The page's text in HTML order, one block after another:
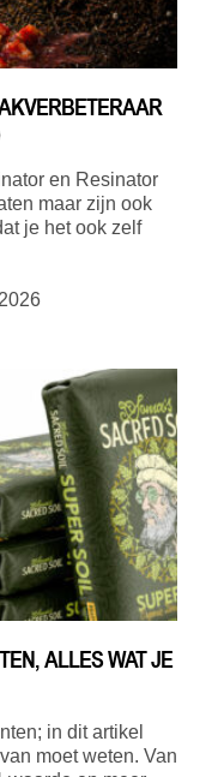
en Resinator
maar zijn ook
je het ook zelf
ALLES WAT JE
in dit artikel
moet weten. Van